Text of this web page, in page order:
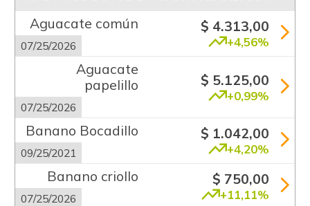
Aguacate común
07/25/2026
$ 4.313,00
+4,56%
Aguacate
papelillo
07/25/2026
$ 5.125,00
+0,99%
Banano Bocadillo
09/25/2021
$ 1.042,00
+4,20%
Banano criollo
07/25/2026
$ 750,00
+11,11%